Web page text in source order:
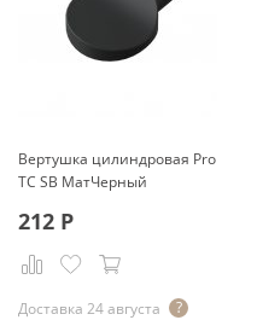
Вертушка цилиндровая Pro
TC SB МатЧерный
212 Р
Доставка 24 августа